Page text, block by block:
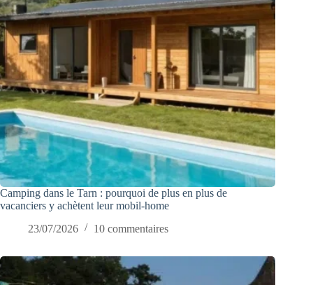
Camping dans le Tarn : pourquoi de plus en plus de
vacanciers y achètent leur mobil-home
23/07/2026
10 commentaires